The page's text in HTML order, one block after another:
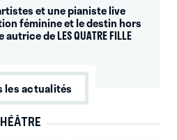
artistes et une pianiste live
féminine et le destin hors
de LES QUATRE FILLE
les actualités